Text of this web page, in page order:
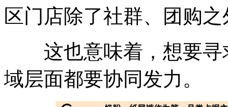
区门店除了社群、团购
这也意味着，想要寻
域层面都要协同发力。